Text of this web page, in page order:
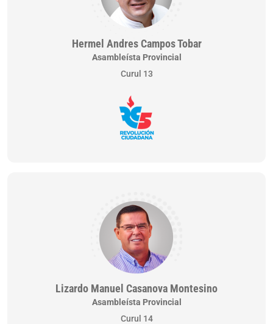
Hermel Andres Campos Tobar
Asambleísta Provincial
Curul 13
Lizardo Manuel Casanova Montesino
Asambleísta Provincial
Curul 14